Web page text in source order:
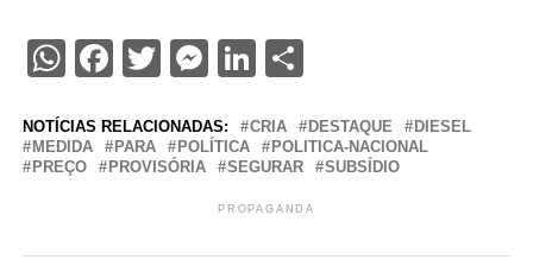
WhatsApp
Facebook
Twitter
Messenger
LinkedIn
Share
NOTÍCIAS RELACIONADAS: CRIA DESTAQUE
DIESEL
MEDIDA
PARA POLÍTICA
POLITICA-NACIONAL
PREÇO
PROVISÓRIA SEGURAR SUBSÍDIO
PROPAGANDA